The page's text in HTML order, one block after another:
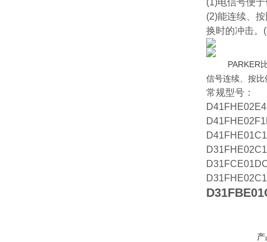
(1)电信号便
(2)能连续、
换时的冲击。
PARKER
信号连续、按
常规型号：